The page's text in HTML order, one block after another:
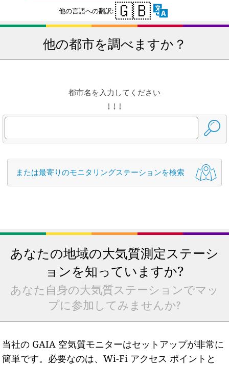
他の言語への翻訳: 🇬🇧
他の都市を調べますか？
都市名を入力してください
↓ ↓ ↓
または最寄りのモニタリングステーションを検索
あなたの地域の大気質測定ステーシ
ョンを知っていますか?
あなた自身の大気質ステーションでマッ
プに参加してみませんか?
当社の GAIA 空気質モニターはセットアップが非常に
簡単です。必要なのは、Wi-Fi アクセス ポイントと